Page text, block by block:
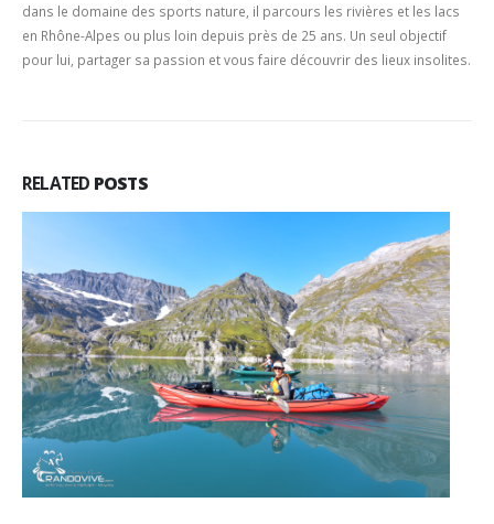
dans le domaine des sports nature, il parcours les rivières et les lacs
en Rhône-Alpes ou plus loin depuis près de 25 ans. Un seul objectif
pour lui, partager sa passion et vous faire découvrir des lieux insolites.
RELATED POSTS